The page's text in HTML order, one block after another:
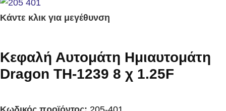
Κάντε κλικ για μεγέθυνση
Κεφαλή Αυτομάτη Ημιαυτομάτη
Dragon TH-1239 8 χ 1.25F